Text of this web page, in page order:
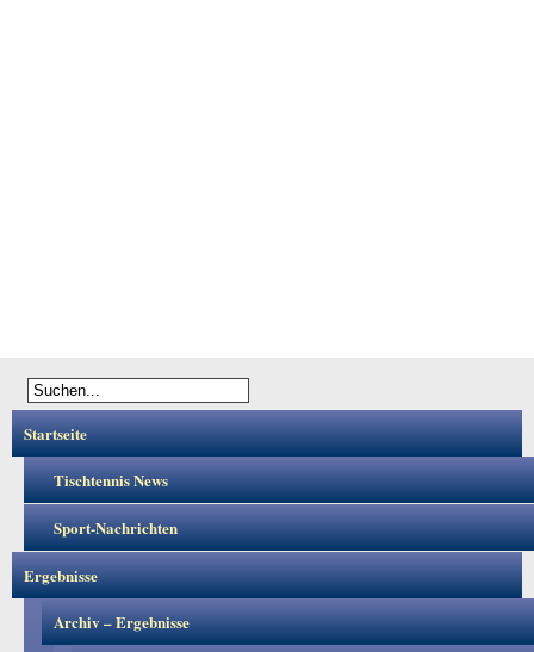
Startseite
Tischtennis News
Sport-Nachrichten
Ergebnisse
Archiv – Ergebnisse